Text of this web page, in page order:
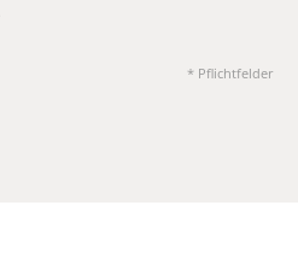
* Pflichtfelder